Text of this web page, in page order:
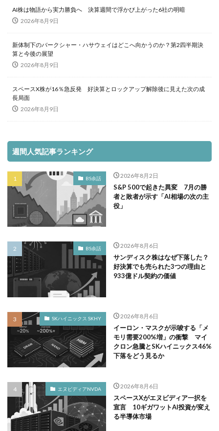
AI株は物語から実力勝負へ 決算週間で浮かび上がった6社の明暗
2026年8月9日
新体制下のバークシャー・ハサウェイはどこへ向かうのか？第2四半期決
算と今後の展望
2026年8月9日
スペースX株が16％急反発 好決算とロックアップ解除後に見えた次の成
長局面
2026年8月9日
週間人気記事ランキング
BS余話 2026年8月2日
S&P 500で起きた異変 7月の勝
者と敗者が示す「AI相場の次の主
役」
BS余話 2026年8月6日
サンディスク株はなぜ下落した？
好決算でも売られた3つの理由と
933億ドル契約の価値
SKハイニックス SKHY 2026年8月6日
イーロン・マスクが示唆する「メ
モリ需要200%増」の衝撃 マイ
クロン急騰とSKハイニックス46%
下落をどう見るか
エヌビディアNVDA 2026年8月6日
スペースXがエヌビディア一択を
宣言 10ギガワットAI投資が変え
る半導体市場